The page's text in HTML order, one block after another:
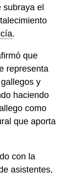
el
.
que
representa
y
haciendo
como
que aporta
con la
asistentes,